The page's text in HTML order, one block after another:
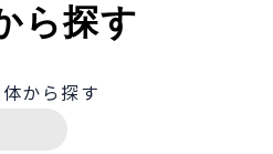
ら探す
から探す